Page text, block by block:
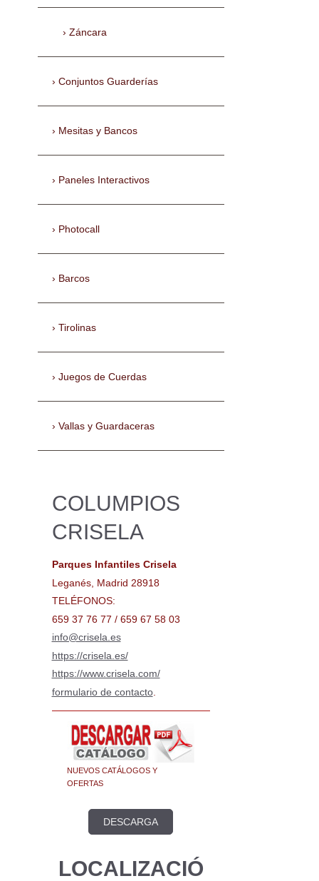
Záncara
Conjuntos Guarderías
Mesitas y Bancos
Paneles Interactivos
Photocall
Barcos
Tirolinas
Juegos de Cuerdas
Vallas y Guardaceras
COLUMPIOS
CRISELA
Parques Infantiles Crisela
Leganés, Madrid 28918
TELÉFONOS:
659 37 76 77 / 659 67 58 03
info@crisela.es
https://crisela.es/
https://www.crisela.com/
formulario de contacto.
NUEVOS CATÁLOGOS Y
OFERTAS
DESCARGA
LOCALIZACIÓ